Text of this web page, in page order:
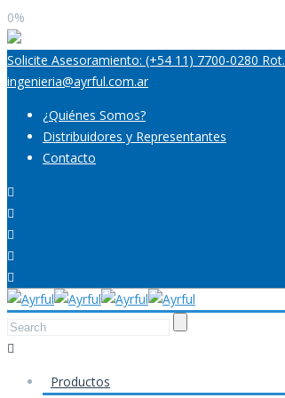
0%
Solicite Asesoramiento: (+54 11) 7700-0280 Rot.
ingenieria@ayrful.com.ar
¿Quiénes Somos?
Distribuidores y Representantes
Contacto
Productos